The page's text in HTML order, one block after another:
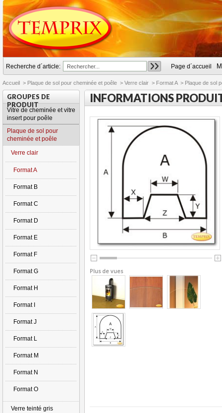
Recherche d´article: Page d´accueil
Accueil > Plaque de sol pour cheminée et poêle > Verre clair > Format A > Plaque de sol
INFORMATIONS
Plus de vues
GROUPES DE
PRODUIT
Vitre de cheminée et vitre
insert pour poêle
Plaque de sol pour
cheminée et poêle
Verre clair
Format A
Format B
Format C
Format D
Format E
Format F
Format G
Format H
Format I
Format J
Format L
Format M
Format N
Format O
Verre teinté gris